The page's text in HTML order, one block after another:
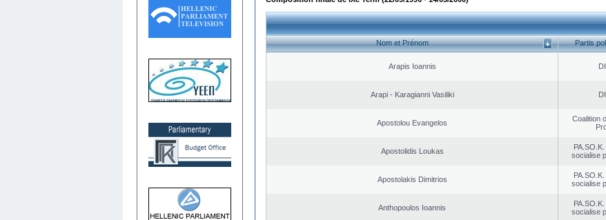
Nom et Prénom Partis
Arapis Ioannis
Arapi - Karagianni Vasiliki
Apostolou Evangelos
Coalition
Apostolidis Loukas
socialise
Apostolakis Dimitrios
socialise
Anthopoulos Ioannis
socialise